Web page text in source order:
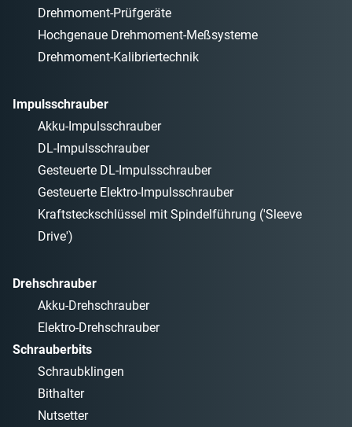
Drehmoment-Prüfgeräte
Hochgenaue Drehmoment-Meßsysteme
Drehmoment-Kalibriertechnik
Impulsschrauber
Akku-Impulsschrauber
DL-Impulsschrauber
Gesteuerte DL-Impulsschrauber
Gesteuerte Elektro-Impulsschrauber
Kraftsteckschlüssel mit Spindelführung ('Sleeve
Drive')
Drehschrauber
Akku-Drehschrauber
Elektro-Drehschrauber
Schrauberbits
Schraubklingen
Bithalter
Nutsetter